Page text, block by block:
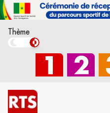
Thème